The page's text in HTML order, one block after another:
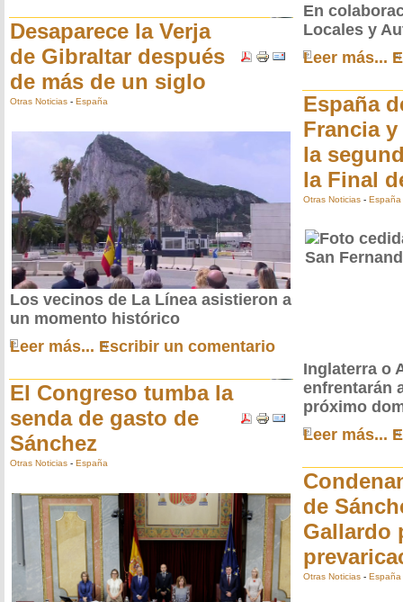
Desaparece la Verja
de Gibraltar después
de más de un siglo
Otras Noticias - España
Los vecinos de La Línea asistieron a
un momento histórico
Leer más... Escribir un comentario
El Congreso tumba la
senda de gasto de
Sánchez
Otras Noticias - España
En
Locales y
Leer más...
España
Francia
la
la Final
Otras Noticias - España
Inglaterra o
enfrentarán
próximo
Leer más...
de
Gallardo
Otras Noticias - España